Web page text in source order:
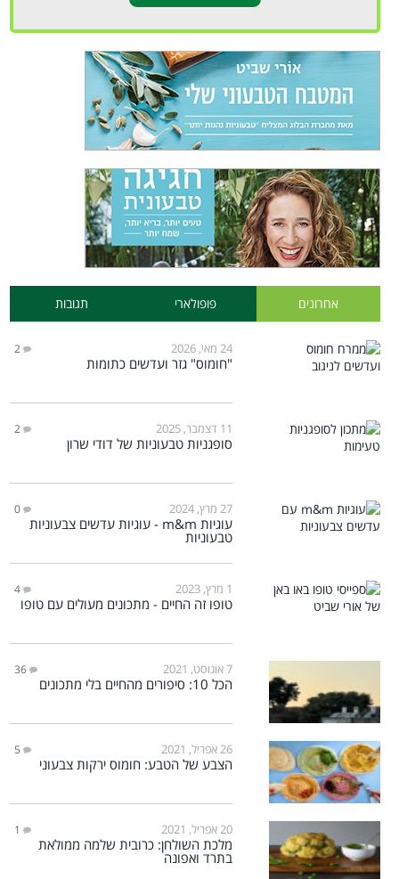
אחרונים פופולארי תגובות
24 מאי, 2026 2
"חומוס" גזר ועדשים כתומות
11 דצמבר, 2025 2
סופגניות טבעוניות של דודי שרון
27 מרץ, 2024 0
עוגיות m&m - עוגיות עדשים צבעוניות
טבעוניות
1 מרץ, 2023 4
טופו זה החיים - מתכונים מעולים עם טופו
7 אוגוסט, 2021 36
הכל 10: סיפורים מהחיים בלי מתכונים
26 אפריל, 2021 5
הצבע של הטבע: חומוס ירקות צבעוני
20 אפריל, 2021 1
מלכת השולחן: כרובית שלמה ממולאת
בתרד ואפונה